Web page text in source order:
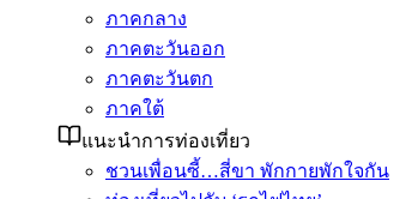
ภาคกลาง
ภาคตะวันออก
ภาคตะวันตก
ภาคใต้
แนะนำการท่องเที่ยว
ชวนเพื่อนซี้…สี่ขา พักกายพักใจกัน